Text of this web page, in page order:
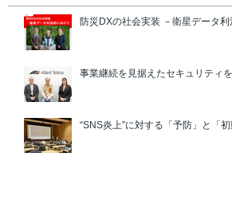
防災DXの社会実装 －衛星データ
事業継続を見据えたセキュリティ
“SNS炎上”に対する「予防」と「